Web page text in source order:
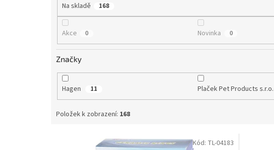
Na skladě 168
Akce 0 Novinka 0
Značky
Hagen 11 Plaček Pet Products s.r.o.
Položek k zobrazení: 168
Kód: TL-04183